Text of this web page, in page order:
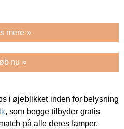
mere »
nu »
i øjeblikket inden for belysning
, som begge tilbyder gratis
på alle deres lamper.